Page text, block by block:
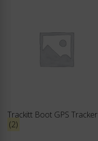
Trackitt Boot GPS Tracker
(2)